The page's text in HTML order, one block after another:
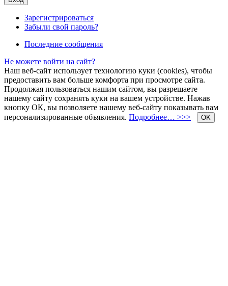
Зарегистрироваться
Забыли свой пароль?
Последние сообщения
Не можете войти на сайт?
Наш веб-сайт использует технологию куки (cookies), чтобы
предоставить вам больше комфорта при просмотре сайта.
Продолжая пользоваться нашим сайтом, вы разрешаете
нашему сайту сохранять куки на вашем устройстве. Нажав
кнопку ОК, вы позволяете нашему веб-сайту показывать вам
персонализированные объявления. Подробнее… >>> OK